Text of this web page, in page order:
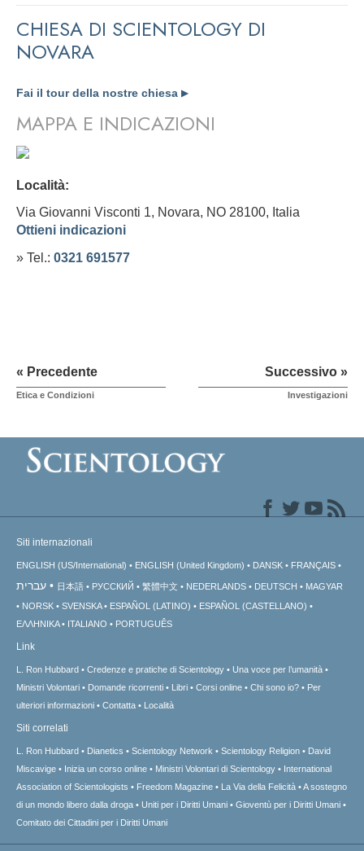
CHIESA DI SCIENTOLOGY DI
NOVARA
Fai il tour della nostre chiesa ▶
MAPPA E INDICAZIONI
Località:
Via Giovanni Visconti 1, Novara, NO 28100, Italia
Ottieni indicazioni
» Tel.: 0321 691577
« Precedente
Etica e Condizioni
Successivo »
Investigazioni
Siti internazionali
ENGLISH (US/International) ENGLISH (United Kingdom) DANSK FRANÇAIS
עברית 日本語 РУССКИЙ 繁體中文 NEDERLANDS DEUTSCH
MAGYAR
NORSK
SVENSKA ESPAÑOL (LATINO)
ESPAÑOL (CASTELLANO)
ΕΛΛΗΝΙΚA
ITALIANO PORTUGUÊS
Link
L. Ron Hubbard Credenze e pratiche di Scientology
Una voce per l’umanità
Ministri Volontari
Domande ricorrenti Libri Corsi online Chi sono io?
Per
ulteriori informazioni
Contatta Località
Siti correlati
L. Ron Hubbard Dianetics Scientology Network Scientology Religion
David
Miscavige
Inizia un corso online Ministri Volontari di Scientology
International
Association of Scientologists
Freedom Magazine La Via della Felicità
A sostegno
di un mondo libero dalla droga
Uniti per i Diritti Umani
Gioventù per i Diritti Umani
Comitato dei Cittadini per i Diritti Umani